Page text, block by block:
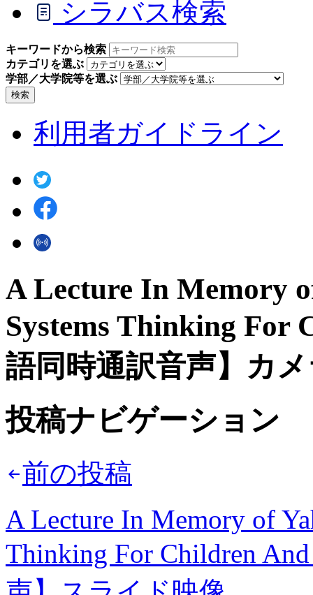
シラバス検索
キーワードから検索
カテゴリを選ぶ
学部／大学院等を選ぶ
検索
利用者ガイドライン
A Lecture In Memory
Systems Thinking For
語同時通訳音声】カ
投稿ナビゲーション
前の投稿
A Lecture In Memory of
Thinking For Children